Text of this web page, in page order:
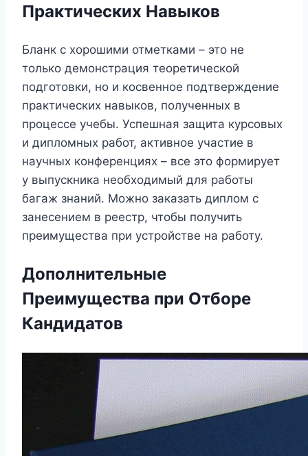
Практических Навыков
Бланк с хорошими отметками – это не
только демонстрация теоретической
подготовки, но и косвенное подтверждение
практических навыков, полученных в
процессе учебы. Успешная защита курсовых
и дипломных работ, активное участие в
научных конференциях – все это формирует
у выпускника необходимый для работы
багаж знаний. Можно заказать диплом с
занесением в реестр, чтобы получить
преимущества при устройстве на работу.
Дополнительные
Преимущества при Отборе
Кандидатов